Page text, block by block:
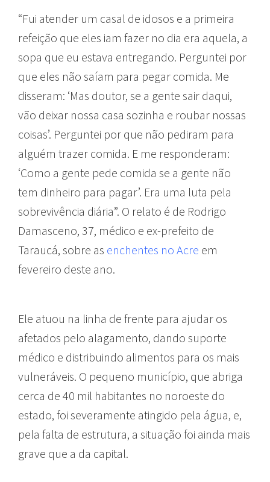
“Fui atender um casal de idosos e a primeira
refeição que eles iam fazer no dia era aquela, a
sopa que eu estava entregando. Perguntei por
que eles não saíam para pegar comida. Me
disseram: ‘Mas doutor, se a gente sair daqui,
vão deixar nossa casa sozinha e roubar nossas
coisas’. Perguntei por que não pediram para
alguém trazer comida. E me responderam:
‘Como a gente pede comida se a gente não
tem dinheiro para pagar’. Era uma luta pela
sobrevivência diária”. O relato é de Rodrigo
Damasceno, 37, médico e ex-prefeito de
Taraucá, sobre as enchentes no Acre em
fevereiro deste ano.
Ele atuou na linha de frente para ajudar os
afetados pelo alagamento, dando suporte
médico e distribuindo alimentos para os mais
vulneráveis. O pequeno município, que abriga
cerca de 40 mil habitantes no noroeste do
estado, foi severamente atingido pela água, e,
pela falta de estrutura, a situação foi ainda mais
grave que a da capital.